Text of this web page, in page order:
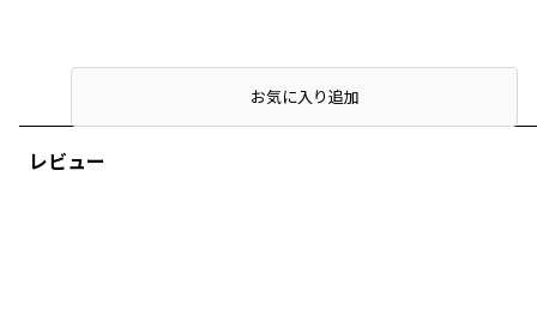
レビュー
お気に入り追加